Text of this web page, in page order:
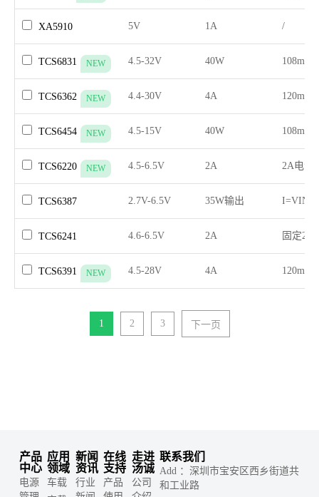
XA5910 5V 1A /
TCS6831 NEW 4.5-32V 40W 108mV/
TCS6362 NEW 4.4-30V 4A 120mV/
TCS6454 NEW 4.5-15V 40W 108mV/
TCS6220 NEW 4.5-6.5V 2A 2A电流
TCS6387 2.7V-6.5V 35W输出
TCS6241 4.6-6.5V 2A 固定2A
TCS6391 NEW 4.5-28V 4A 120mV/
1 2 3 下一页
产品
中心
电源
应用
领域
车载
新闻
资讯
行业
在线
支持
产品
走进
汤诚
公司
联系我们
Add ：深圳市宝安区西乡街道共
和工业路